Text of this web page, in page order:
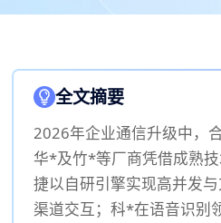
全文摘要
2026年企业通信升级中，
华*及竹*等厂商凭借成熟
捷以自研引擎实现高并发
渠道交互；科*在语音识别